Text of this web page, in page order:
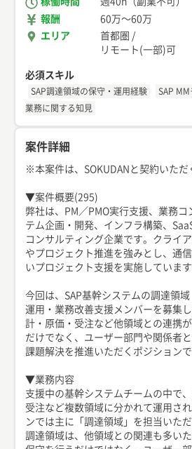
報酬
60万〜60万
エリア
首都圏 /
リモート(一部)可
必須スキル
SAP調達領域の保守・運用経験
SAP
業務に関する知見
案件詳細
※本案件は、SOKUDANと契約いただ
▼案件概要(295)
弊社は、PM／PMO実行支援、業務コ
テム企画・開発、インフラ構築、
コンサルティング企業です。クライ
やプロジェクト推進を強みとし、通
いプロジェクト支援を実施しています
今回は、SAP基幹システムの調達領
運用・業務改善支援メンバーを募集
計・原価・受注など他領域との連携
だけでなく、ユーザー部門や関係者
課題解決を推進いただくポジションで
▼業務内容
支援中の基幹システムチームの中で
受注など複数領域に分かれて運用さ
ンでは主に「調達領域」を担当いただ
調達領域は、他領域との関連も多い